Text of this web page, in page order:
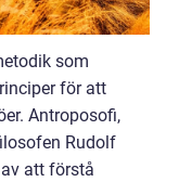
som
för att
Antroposofi,
Rudolf
att förstå